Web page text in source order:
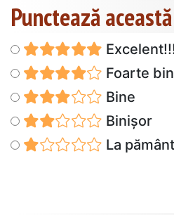
Punctează
Foarte
Bine
Binișor
La